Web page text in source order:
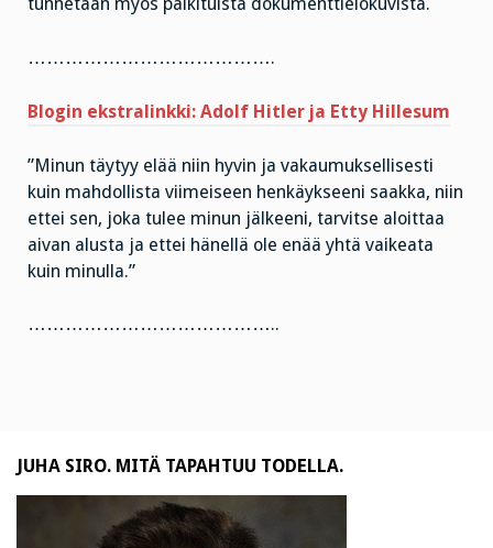
tunnetaan myös palkituista dokumenttielokuvista.
………………………………….
Blogin ekstralinkki: Adolf Hitler ja Etty Hillesum
”Minun täytyy elää niin hyvin ja vakaumuksellisesti
kuin mahdollista viimeiseen henkäykseeni saakka, niin
ettei sen, joka tulee minun jälkeeni, tarvitse aloittaa
aivan alusta ja ettei hänellä ole enää yhtä vaikeata
kuin minulla.”
…………………………………..
JUHA SIRO. MITÄ TAPAHTUU TODELLA.